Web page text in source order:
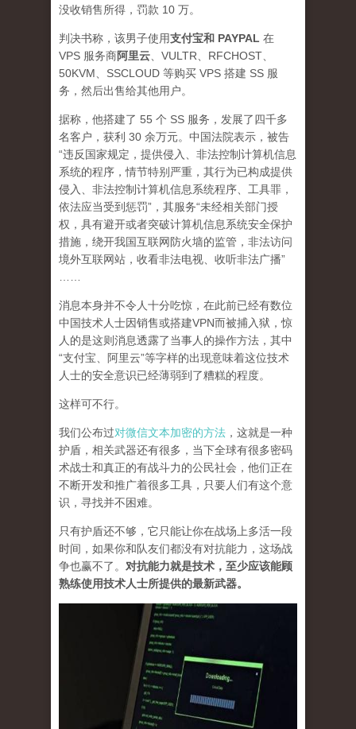
没收销售所得，罚款 10 万。
判决书称，该男子使用支付宝和 PAYPAL 在
VPS 服务商阿里云 、VULTR、RFCHOST、
50KVM、SSCLOUD 等购买 VPS 搭建 SS 服
务，然后出售给其他用户。
据称，他搭建了 55 个 SS 服务，发展了四千多
名客户，获利 30 余万元。中国法院表示，被告
“违反国家规定，提供侵入、非法控制计算机信息
系统的程序，情节特别严重，其行为已构成提供
侵入、非法控制计算机信息系统程序、工具罪，
依法应当受到惩罚”，其服务“未经相关部门授
权，具有避开或者突破计算机信息系统安全保护
措施，绕开我国互联网防火墙的监管，非法访问
境外互联网站，收看非法电视、收听非法广播”
消息本身并不令人十分吃惊，在此前已经有数位
中国技术人士因销售或搭建VPN而被捕入狱，惊
人的是这则消息透露了当事人的操作方法，其中
“支付宝、阿里云”等字样的出现意味着这位技术
人士的安全意识已经薄弱到了糟糕的程度。
这样可不行。
我们公布过对微信文本加密的方法 ，这就是一种
护盾，相关武器还有很多，当下全球有很多密码
术战士和真正的有战斗力的公民社会，他们正在
不断开发和推广着很多工具，只要人们有这个意
识，寻找并不困难。
只有护盾还不够，它只能让你在战场上多活一段
时间，如果你和队友们都没有对抗能力，这场战
争也赢不了。 对抗能力就是技术，至少应该能顾
熟练使用技术人士所提供的最新武器。